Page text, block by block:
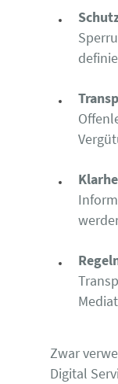
Zwar
Digital